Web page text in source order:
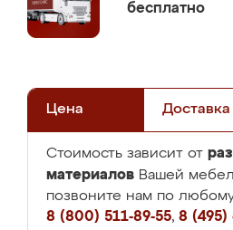
бесплатно
Цена Доставка
Стоимость зависит от
материалов Вашей
позвоните нам по
8 (800) 511-89-55, 8 (495)